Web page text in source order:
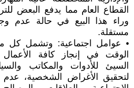
القطاع العام مما يدفع البعض
وراء هذا البيع في حالة عدم
مستقلة.
• عوامل اجتماعية: وتشمل كل
الوقت في إنجاز كافة الأعمال
السيئ للأدوات والمكاتب
لتحقيق الأغراض الشخصية، عدم